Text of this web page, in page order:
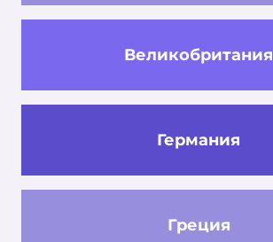
Великобритания
Германия
Греция